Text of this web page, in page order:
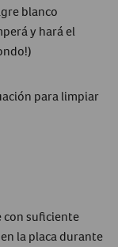
blanco
y hará el
para limpiar
con suficiente
la placa durante